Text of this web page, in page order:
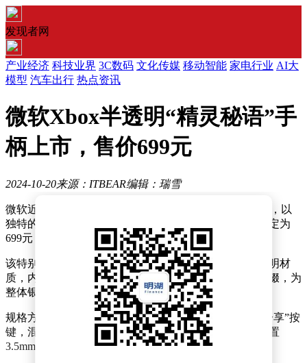
发现者网
产业经济 科技业界 3C数码 文化传媒 移动智能 家电行业 AI大
模型 汽车出行 热点资讯
微软Xbox半透明“精灵秘语”手
柄上市，售价699元
2024-10-20来源：ITBEAR编辑：瑞雪
微软近日宣布，Xbox手柄“精灵秘语”特别版已正式上市，以
独特的半透明外壳设计和银灰色调吸引玩家目光。售价定为
699元，为游戏爱好者提供新的选择。
该特别版手柄在外观上独具匠心，顶盖和侧盖采用半透明材
质，内部金属结构若隐若现。金色十字键和扳机键的点缀，为
整体银灰色调增添一抹亮色。
规格方面，这款特别版手柄与标准版保持一致，配备“分享”按
键，混合方向键设计，支持一键切换多设备。同时，内置
3.5mm音频接口，支持有线或AA电池供电。